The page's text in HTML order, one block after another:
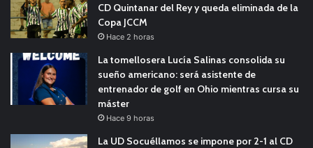
CD Quintanar del Rey y queda eliminada de la
Copa JCCM
Hace 2 horas
La tomellosera Lucía Salinas consolida su
sueño americano: será asistente de
entrenador de golf en Ohio mientras cursa su
máster
Hace 9 horas
La UD Socuéllamos se impone por 2-1 al CD